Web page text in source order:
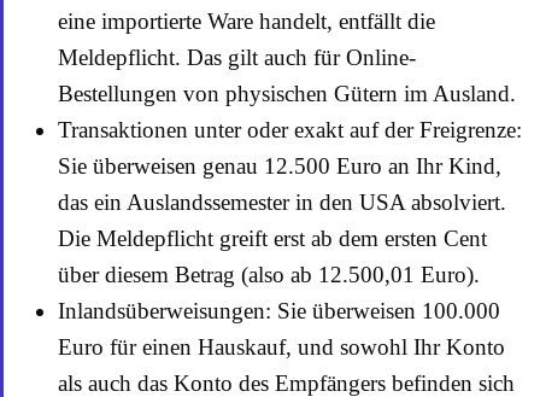
eine importierte Ware handelt, entfällt die
Meldepflicht. Das gilt auch für Online-
Bestellungen von physischen Gütern im Ausland.
Transaktionen unter oder exakt auf der Freigrenze:
Sie überweisen genau 12.500 Euro an Ihr Kind,
das ein Auslandssemester in den USA absolviert.
Die Meldepflicht greift erst ab dem ersten Cent
über diesem Betrag (also ab 12.500,01 Euro).
Inlandsüberweisungen: Sie überweisen 100.000
Euro für einen Hauskauf, und sowohl Ihr Konto
als auch das Konto des Empfängers befinden sich